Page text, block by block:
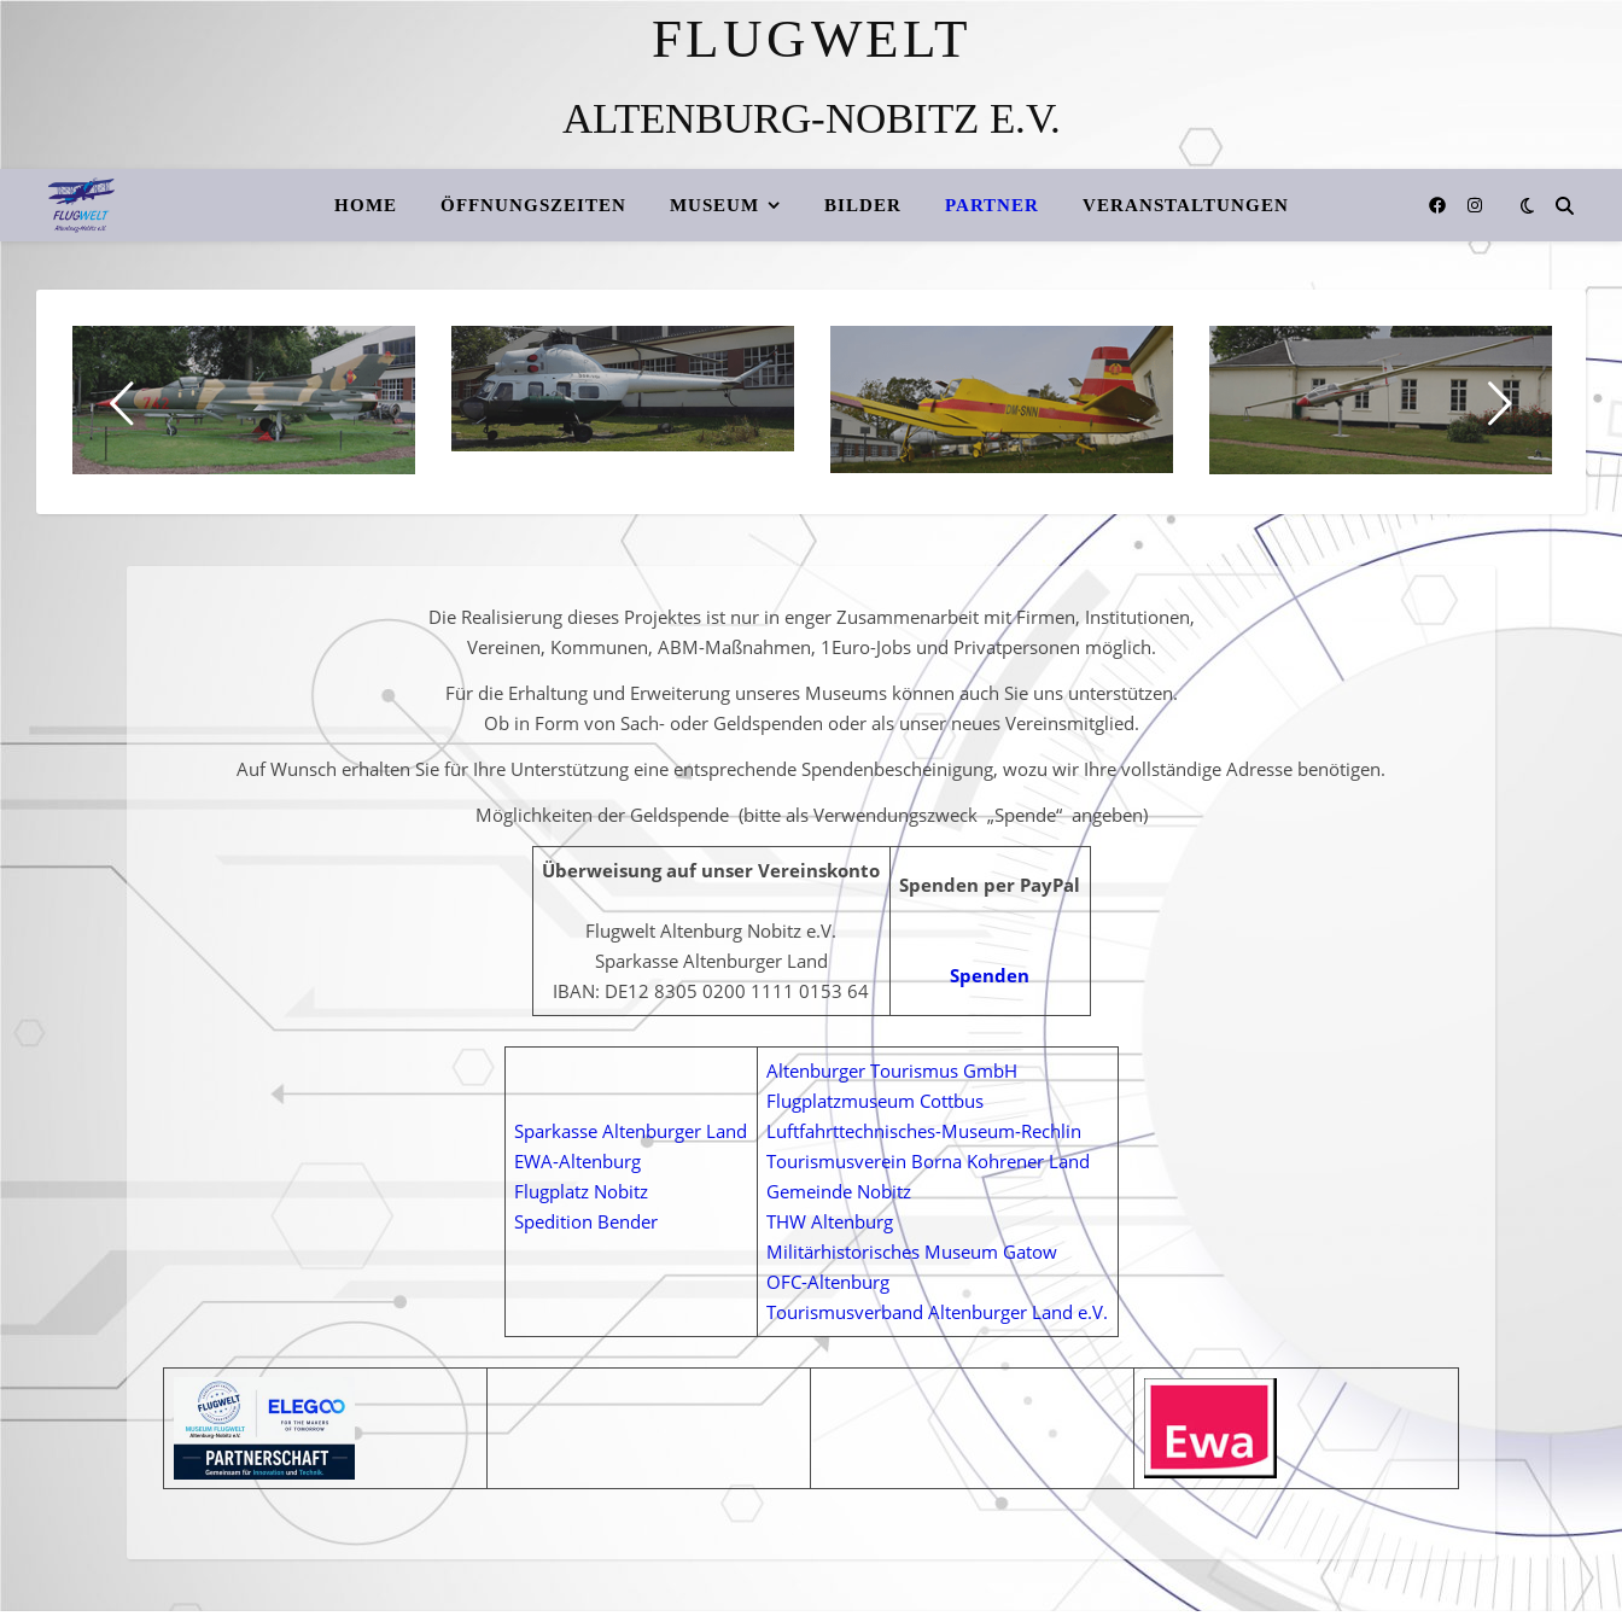
FLUGWELT
ALTENBURG-NOBITZ E.V.
HOME ÖFFNUNGSZEITEN MUSEUM BILDER PARTNER VERANSTALTUNGEN
Die Realisierung dieses Projektes ist nur in enger Zusammenarbeit mit Firmen, Institutionen,
Vereinen, Kommunen, ABM-Maßnahmen, 1Euro-Jobs und Privatpersonen möglich.
Für die Erhaltung und Erweiterung unseres Museums können auch Sie uns unterstützen.
Ob in Form von Sach- oder Geldspenden oder als unser neues Vereinsmitglied.
Auf Wunsch erhalten Sie für Ihre Unterstützung eine entsprechende Spendenbescheinigung, wozu wir Ihre vollständige Adresse benötigen.
Möglichkeiten der Geldspende (bitte als Verwendungszweck „Spende“ angeben)
Überweisung auf unser Vereinskonto
Flugwelt Altenburg Nobitz e.V.
Sparkasse Altenburger Land
IBAN: DE12 8305 0200 1111 0153 64
Spenden per PayPal
Spenden
Sparkasse Altenburger Land
EWA-Altenburg
Flugplatz Nobitz
Spedition Bender
Altenburger Tourismus GmbH
Flugplatzmuseum Cottbus
Luftfahrttechnisches-Museum-Rechlin
Tourismusverein Borna Kohrener Land
Gemeinde Nobitz
THW Altenburg
Militärhistorisches Museum Gatow
OFC-Altenburg
Tourismusverband Altenburger Land e.V.